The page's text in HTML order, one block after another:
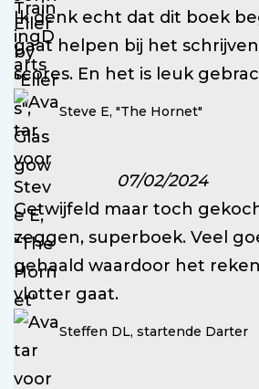
Ik denk echt dat dit boek
gaat helpen bij het
scores. En het is leuk
Steve E, "The Hornet"
07/02/2024
Getwijfeld maar toch
zeggen, superboek. Veel
gehaald waardoor het
vlotter gaat.
Steffen DL, startende Darter